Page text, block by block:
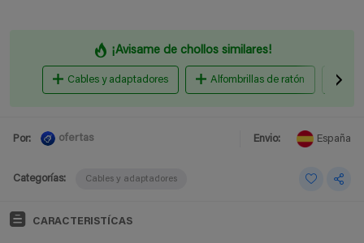
¡Avisame de chollos similares!
Cables y adaptadores Alfombrillas de ratón
Por: ofertas Envio: España
Categorías: Cables y adaptadores
CARACTERISTÍCAS